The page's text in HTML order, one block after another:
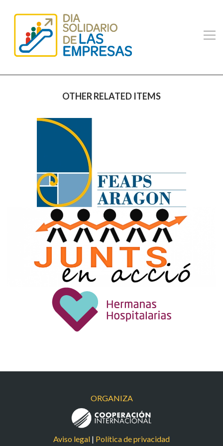
OTHER RELATED ITEMS
JUNTS EN ACCIO
HERMANAS
HOSPITALARIAS
ORGANIZA
Aviso legal | Política de privacidad